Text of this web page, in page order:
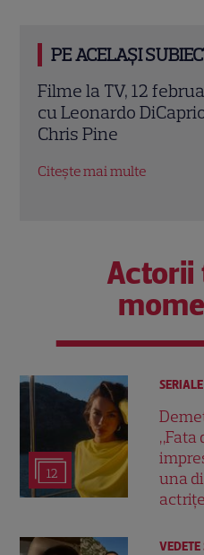
PE ACELAȘI
Filme la TV, 12
cu Leonardo
Chris Pine
Citește mai multe
Actorii
12
„Fata
una